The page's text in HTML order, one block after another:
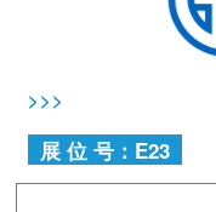
>>>
展 位 号：E23